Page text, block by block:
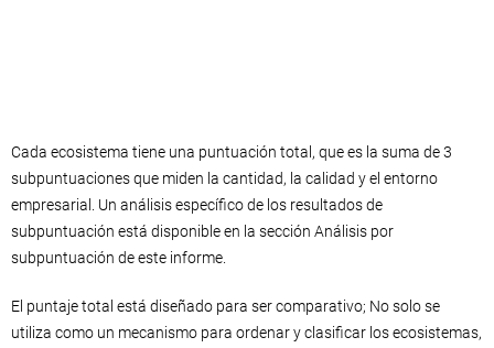
Cada ecosistema tiene una puntuación total, que es la suma de 3
subpuntuaciones que miden la cantidad, la calidad y el entorno
empresarial. Un análisis específico de los resultados de
subpuntuación está disponible en la sección Análisis por
subpuntuación de este informe.
El puntaje total está diseñado para ser comparativo; No solo se
utiliza como un mecanismo para ordenar y clasificar los ecosistemas,